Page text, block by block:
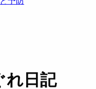
れ日記